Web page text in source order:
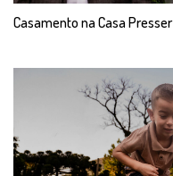
Casamento na Casa Presser